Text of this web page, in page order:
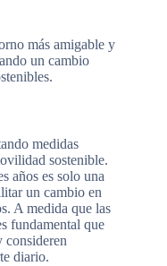
más amigable y
un cambio
medidas
sostenible.
años es solo una
un cambio en
A medida que las
fundamental que
consideren
diario.